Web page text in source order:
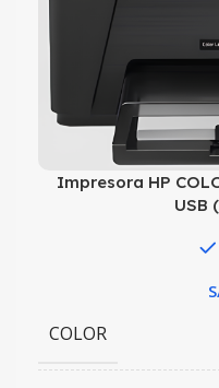
Impresora HP
USB
COLOR